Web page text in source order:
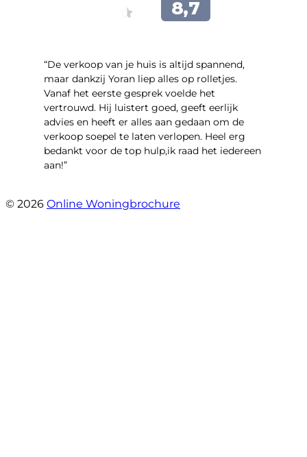
“​De verkoop van je huis is altijd spannend,
maar dankzij Yoran liep alles op rolletjes.
Vanaf het eerste gesprek voelde het
vertrouwd. Hij luistert goed, geeft eerlijk
advies en heeft er alles aan gedaan om de
verkoop soepel te laten verlopen. Heel erg
bedankt voor de top hulp,ik raad het iedereen
aan!”
© 2026 Online Woningbrochure